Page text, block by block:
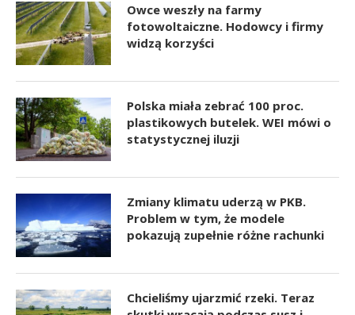
Owce weszły na farmy
fotowoltaiczne. Hodowcy i firmy
widzą korzyści
Polska miała zebrać 100 proc.
plastikowych butelek. WEI mówi o
statystycznej iluzji
Zmiany klimatu uderzą w PKB.
Problem w tym, że modele
pokazują zupełnie różne rachunki
Chcieliśmy ujarzmić rzeki. Teraz